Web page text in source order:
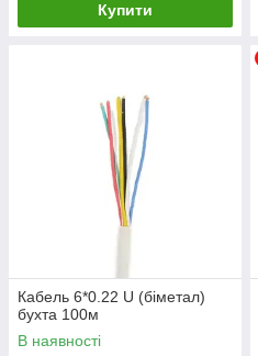
Купити
Кабель 6*0.22 U (біметал)
бухта 100м
В наявності